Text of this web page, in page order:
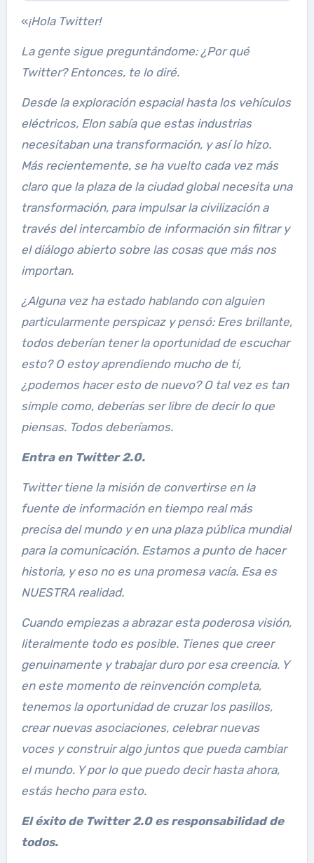
«¡Hola Twitter!
La gente sigue preguntándome: ¿Por qué
Twitter? Entonces, te lo diré.
Desde la exploración espacial hasta los vehículos
eléctricos, Elon sabía que estas industrias
necesitaban una transformación, y así lo hizo.
Más recientemente, se ha vuelto cada vez más
claro que la plaza de la ciudad global necesita una
transformación, para impulsar la civilización a
través del intercambio de información sin filtrar y
el diálogo abierto sobre las cosas que más nos
importan.
¿Alguna vez ha estado hablando con alguien
particularmente perspicaz y pensó: Eres brillante,
todos deberían tener la oportunidad de escuchar
esto? O estoy aprendiendo mucho de ti,
¿podemos hacer esto de nuevo? O tal vez es tan
simple como, deberías ser libre de decir lo que
piensas. Todos deberíamos.
Entra en Twitter 2.0.
Twitter tiene la misión de convertirse en la
fuente de información en tiempo real más
precisa del mundo y en una plaza pública mundial
para la comunicación. Estamos a punto de hacer
historia, y eso no es una promesa vacía. Esa es
NUESTRA realidad.
Cuando empiezas a abrazar esta poderosa visión,
literalmente todo es posible. Tienes que creer
genuinamente y trabajar duro por esa creencia. Y
en este momento de reinvención completa,
tenemos la oportunidad de cruzar los pasillos,
crear nuevas asociaciones, celebrar nuevas
voces y construir algo juntos que pueda cambiar
el mundo. Y por lo que puedo decir hasta ahora,
estás hecho para esto.
El éxito de Twitter 2.0 es responsabilidad de
todos.